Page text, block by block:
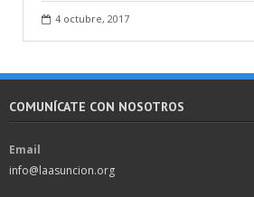
4 octubre, 2017
COMUNÍCATE CON NOSOTROS
Email
info@laasuncion.org